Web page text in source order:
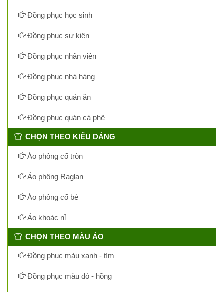
Đồng phục học sinh
Đồng phục sự kiện
Đồng phục nhân viên
Đồng phục nhà hàng
Đồng phục quán ăn
Đồng phục quán cà phê
CHỌN THEO KIỂU DÁNG
Áo phông cổ tròn
Áo phông Raglan
Áo phông cổ bẻ
Áo khoác nỉ
CHỌN THEO MÀU ÁO
Đồng phục màu xanh - tím
Đồng phục màu đỏ - hồng